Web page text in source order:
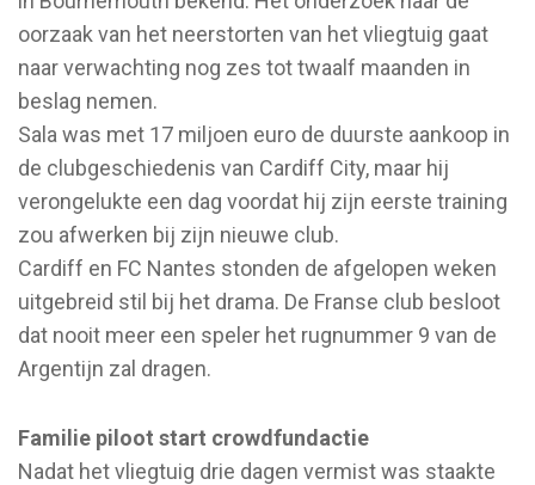
oorzaak van het neerstorten van het vliegtuig gaat
naar verwachting nog zes tot twaalf maanden in
beslag nemen.
Sala was met 17 miljoen euro de duurste aankoop in
de clubgeschiedenis van Cardiff City, maar hij
verongelukte een dag voordat hij zijn eerste training
zou afwerken bij zijn nieuwe club.
Cardiff en FC Nantes stonden de afgelopen weken
uitgebreid stil bij het drama. De Franse club besloot
dat nooit meer een speler het rugnummer 9 van de
Argentijn zal dragen.
Familie piloot start crowdfundactie
Nadat het vliegtuig drie dagen vermist was staakte